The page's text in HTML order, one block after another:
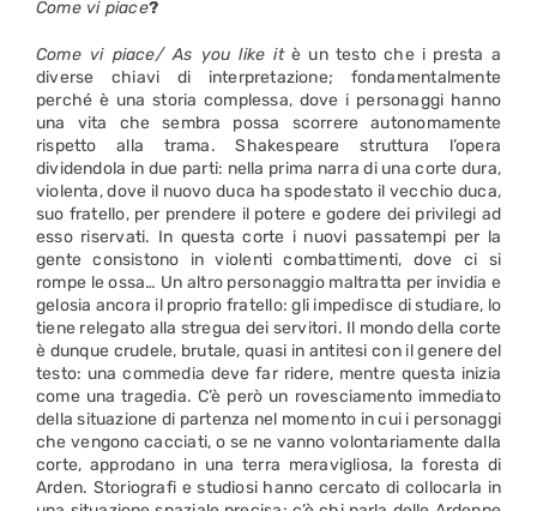
Come vi piace?
Come vi piace/ As you like itè un testo che i presta a
diverse chiavi di interpretazione; fondamentalmente
perché è una storia complessa, dove i personaggi hanno
una vita che sembra possa scorrere autonomamente
rispetto alla trama. Shakespeare struttura l’opera
dividendola in due parti: nella prima narra di una corte dura,
violenta, dove il nuovo duca ha spodestato il vecchio duca,
suo fratello, per prendere il potere e godere dei privilegi ad
esso riservati. In questa corte i nuovi passatempi per la
gente consistono in violenti combattimenti, dove ci si
rompe le ossa… Un altro personaggio maltratta per invidia e
gelosia ancora il proprio fratello: gli impedisce di studiare, lo
tiene relegato alla stregua dei servitori. Il mondo della corte
è dunque crudele, brutale, quasi in antitesi con il genere del
testo: una commedia deve far ridere, mentre questa inizia
come una tragedia. C’è però un rovesciamento immediato
della situazione di partenza nel momento in cui i personaggi
che vengono cacciati, o se ne vanno volontariamente dalla
corte, approdano in una terra meravigliosa, la foresta di
Arden. Storiografi e studiosi hanno cercato di collocarla in